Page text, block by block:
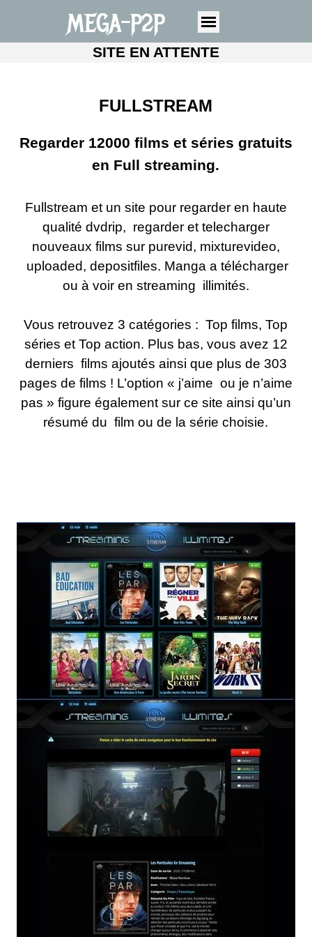
MEGA-P2P
SITE EN ATTENTE
FULLSTREAM
Regarder 12000 films et séries gratuits
en Full streaming.
Fullstream et un site pour regarder en haute
qualité dvdrip, regarder et telecharger
nouveaux films sur purevid, mixturevideo,
uploaded, depositfiles. Manga a télécharger
ou à voir en streaming illimités.
Vous retrouvez 3 catégories : Top films, Top
séries et Top action. Plus bas, vous avez 12
derniers films ajoutés ainsi que plus de 303
pages de films ! L’option « j’aime ou je n’aime
pas » figure également sur ce site ainsi qu’un
résumé du film ou de la série choisie.